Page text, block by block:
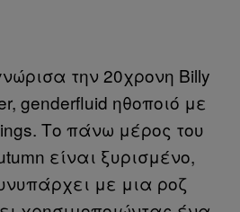
την 20χρονη Billy
genderfluid ηθοποιό με
Το πάνω μέρος του
είναι ξυρισμένο,
με μια ροζ